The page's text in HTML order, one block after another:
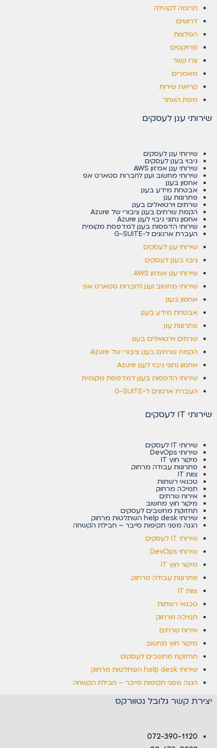
תרומה לקהילה
דרושים
המלצות
פרויקטים
צרו קשר
מאמרים
קריאת שירות
מפת האתר
שירותי ענן לעסקים
שירותי ענן לעסקים
גיבוי בענן לעסקים
שירותי ענן אמזון AWS
שירותי מחשוב וענן לחברות סטארט אפ
אחסון בענן
אבטחת מידע בענן
פתרונות ענן
שרתים וירטואלים בענן
הקמת שרתים בענן ציבורי של Azure
אחסון נתוני גיבוי לענן Azure
שירותי הדפסות בענן למדפסת מקומית
העברת ארגונים ל-G-SUITE
שירותי ענן לעסקים
גיבוי בענן לעסקים
שירותי ענן אמזון AWS
שירותי מחשוב וענן לחברות סטארט אפ
אחסון בענן
אבטחת מידע בענן
פתרונות ענן
שרתים וירטואלים בענן
הקמת שרתים בענן ציבורי של Azure
אחסון נתוני גיבוי לענן Azure
שירותי הדפסות בענן למדפסת מקומית
העברת ארגונים ל-G-SUITE
שירותי IT לעסקים
שירותי IT לעסקים
שירותי DevOps
מיקור חוץ IT
פתרונות עבודה מרחוק
צוות IT
טכנאי רשתות
תמיכה מרחוק
אירוח שרתים
מיקור חוץ מחשוב
תחזוקת מחשבים לעסקים
שירותי help desk השתלטות מרחוק
הגנה מפני תקיפות סייבר – חבילת הקשחה
שירותי IT לעסקים
שירותי DevOps
מיקור חוץ IT
פתרונות עבודה מרחוק
צוות IT
טכנאי רשתות
תמיכה מרחוק
אירוח שרתים
מיקור חוץ מחשוב
תחזוקת מחשבים לעסקים
שירותי help desk השתלטות מרחוק
הגנה מפני תקיפות סייבר – חבילת הקשחה
יצירת קשר גלובל נטוורקס
072-390-1120